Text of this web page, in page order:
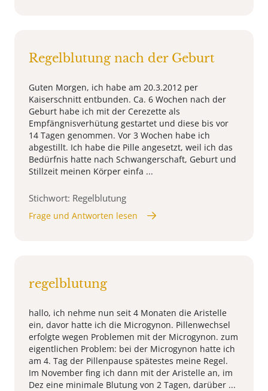
Regelblutung nach der Geburt
Guten Morgen, ich habe am 20.3.2012 per
Kaiserschnitt entbunden. Ca. 6 Wochen nach der
Geburt habe ich mit der Cerezette als
Empfängnisverhütung gestartet und diese bis vor
14 Tagen genommen. Vor 3 Wochen habe ich
abgestillt. Ich habe die Pille angesetzt, weil ich das
Bedürfnis hatte nach Schwangerschaft, Geburt und
Stillzeit meinen Körper einfa ...
Stichwort: Regelblutung
Frage und Antworten lesen
regelblutung
hallo, ich nehme nun seit 4 Monaten die Aristelle
ein, davor hatte ich die Microgynon. Pillenwechsel
erfolgte wegen Problemen mit der Microgynon. zum
eigentlichen Problem: bei der Microgynon hatte ich
am 4. Tag der Pillenpause spätestes meine Regel.
Im November fing ich dann mit der Aristelle an, im
Dez eine minimale Blutung von 2 Tagen, darüber ...